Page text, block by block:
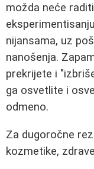
možda neće
nijansama, uz
nanošenja.
prekrijete i
ga osvetlite i
odmeno.
Za dugoročne
kozmetike,